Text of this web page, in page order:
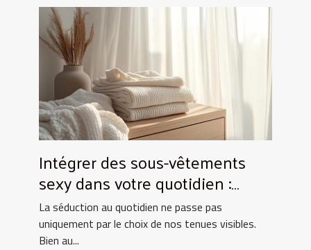
Intégrer des sous-vêtements
sexy dans votre quotidien :
Astuces et conseils
La séduction au quotidien ne passe pas
uniquement par le choix de nos tenues visibles.
Bien au...